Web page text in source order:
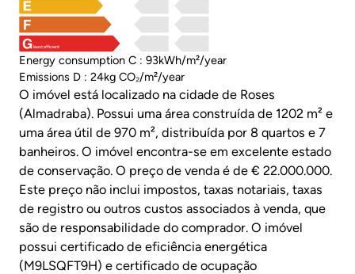
least efficient
Energy consumption C : 93kWh/m²/year
Emissions D : 24kg CO₂/m²/year
O imóvel está localizado na cidade de Roses
(Almadraba). Possui uma área construída de 1202 m² e
uma área útil de 970 m², distribuída por 8 quartos e 7
banheiros. O imóvel encontra-se em excelente estado
de conservação. O preço de venda é de € 22.000.000.
Este preço não inclui impostos, taxas notariais, taxas
de registro ou outros custos associados à venda, que
são de responsabilidade do comprador. O imóvel
possui certificado de eficiência energética
(M9LSQFT9H) e certificado de ocupação